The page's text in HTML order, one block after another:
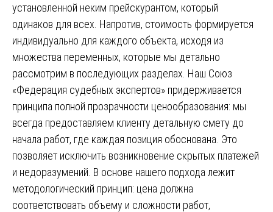
установленной неким прейскурантом, который
одинаков для всех. Напротив, стоимость формируется
индивидуально для каждого объекта, исходя из
множества переменных, которые мы детально
рассмотрим в последующих разделах. Наш Союз
«Федерация судебных экспертов» придерживается
принципа полной прозрачности ценообразования: мы
всегда предоставляем клиенту детальную смету до
начала работ, где каждая позиция обоснована. Это
позволяет исключить возникновение скрытых платежей
и недоразумений. В основе нашего подхода лежит
методологический принцип: цена должна
соответствовать объему и сложности работ,